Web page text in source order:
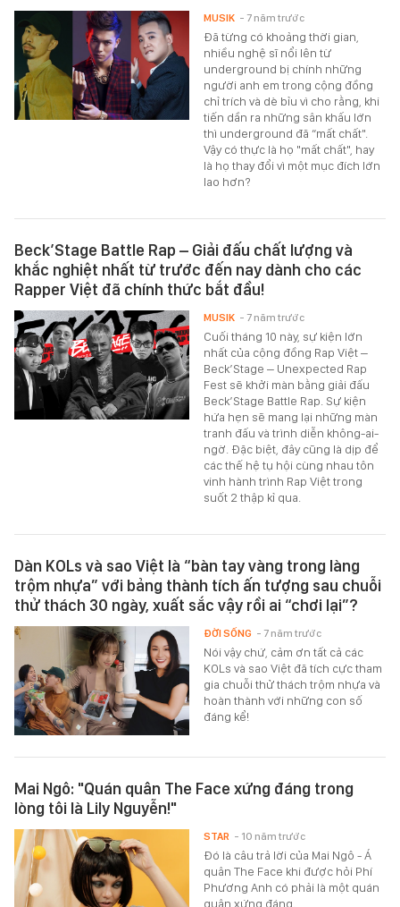
Đã từng có khoảng thời gian,
nhiều nghệ sĩ nổi lên từ
underground bị chính những
người anh em trong cộng đồng
chỉ trích và dè bỉu vì cho rằng, khi
tiến dần ra những sân khấu lớn
thì underground đã “mất chất".
Vậy có thực là họ "mất chất", hay
là họ thay đổi vì một mục đích lớn
lao hơn?
MUSIK - 7 năm trước
Beck’Stage Battle Rap – Giải đấu chất lượng và
khắc nghiệt nhất từ trước đến nay dành cho các
Rapper Việt đã chính thức bắt đầu!
Cuối tháng 10 này, sự kiện lớn
nhất của cộng đồng Rap Việt –
Beck’Stage – Unexpected Rap
Fest sẽ khởi màn bằng giải đấu
Beck’Stage Battle Rap. Sự kiện
hứa hẹn sẽ mang lại những màn
tranh đấu và trình diễn không-ai-
ngờ. Đặc biệt, đây cũng là dịp để
các thế hệ tụ hội cùng nhau tôn
vinh hành trình Rap Việt trong
suốt 2 thập kỉ qua.
MUSIK - 7 năm trước
Dàn KOLs và sao Việt là “bàn tay vàng trong làng
trộm nhựa” với bảng thành tích ấn tượng sau chuỗi
thử thách 30 ngày, xuất sắc vậy rồi ai “chơi lại”?
Nói vậy chứ, cảm ơn tất cả các
KOLs và sao Việt đã tích cực tham
gia chuỗi thử thách trộm nhựa và
hoàn thành với những con số
đáng kể!
ĐỜI SỐNG - 7 năm trước
Mai Ngô: "Quán quân The Face xứng đáng trong
lòng tôi là Lily Nguyễn!"
Đó là câu trả lời của Mai Ngô - Á
quân The Face khi được hỏi Phí
Phương Anh có phải là một quán
quân xứng đáng.
STAR - 10 năm trước